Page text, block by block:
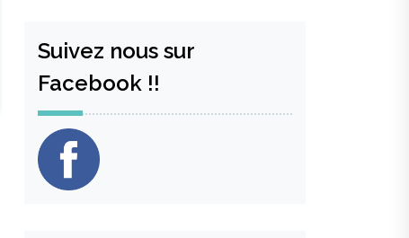
Suivez nous sur
Facebook !!